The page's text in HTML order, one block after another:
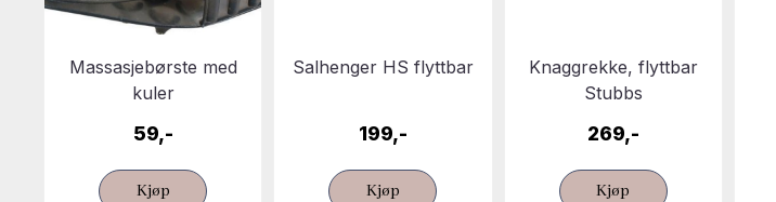
Massasjebørste med
kuler
59,-
Kjøp
Salhenger HS flyttbar
199,-
Kjøp
Knaggrekke, flyttbar
Stubbs
269,-
Kjøp